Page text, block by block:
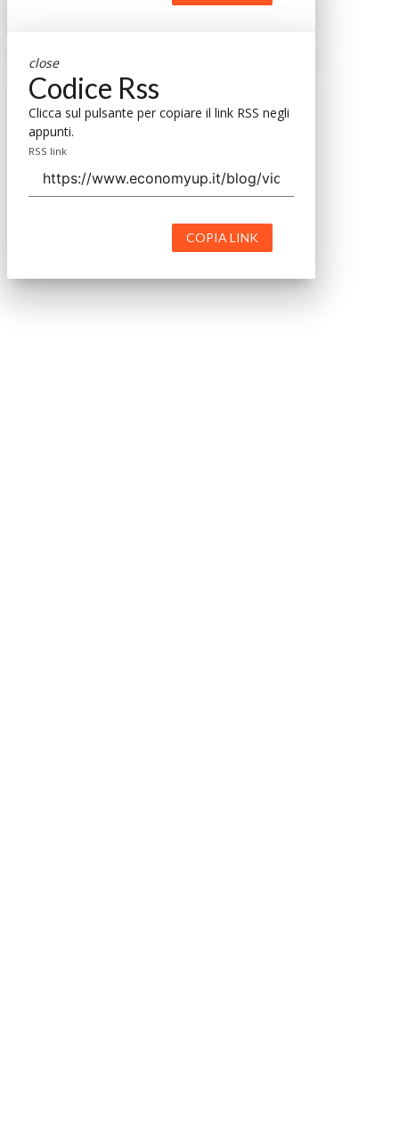
close
Codice Rss
Clicca sul pulsante per copiare il link RSS negli
appunti.
RSS link
COPIA LINK